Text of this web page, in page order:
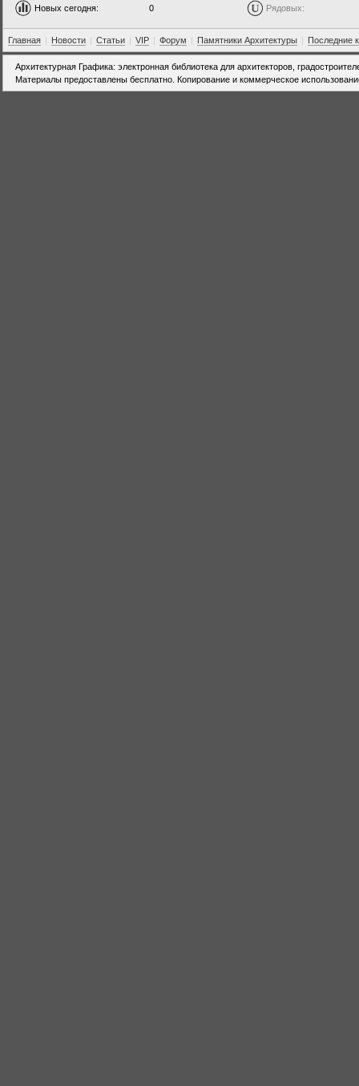
Новых сегодня: 0 Рядовых:
Главная | Новости | Статьи | VIP | Форум | Памятники Архитектуры | Последние
Архитектурная Графика: электронная библиотека для архитекторов,
Материалы предоставлены бесплатно. Копирование и коммерческое